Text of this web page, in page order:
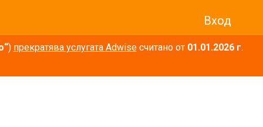
Вход
) прекратява услугата Adwiseсчитано от 01.01.2026 г.